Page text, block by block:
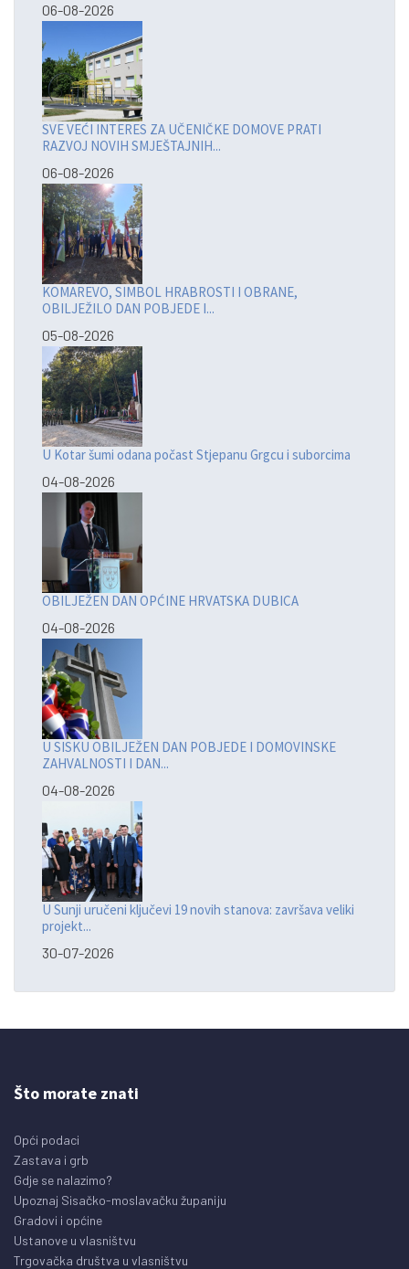
06-08-2026
SVE VEĆI INTERES ZA UČENIČKE DOMOVE PRATI
RAZVOJ NOVIH SMJEŠTAJNIH...
06-08-2026
KOMAREVO, SIMBOL HRABROSTI I OBRANE,
OBILJEŽILO DAN POBJEDE I...
05-08-2026
U Kotar šumi odana počast Stjepanu Grgcu i suborcima
04-08-2026
OBILJEŽEN DAN OPĆINE HRVATSKA DUBICA
04-08-2026
U SISKU OBILJEŽEN DAN POBJEDE I DOMOVINSKE
ZAHVALNOSTI I DAN...
04-08-2026
U Sunji uručeni ključevi 19 novih stanova: završava veliki
projekt...
30-07-2026
Što morate znati
Opći podaci
Zastava i grb
Gdje se nalazimo?
Upoznaj Sisačko-moslavačku županiju
Gradovi i općine
Ustanove u vlasništvu
Trgovačka društva u vlasništvu